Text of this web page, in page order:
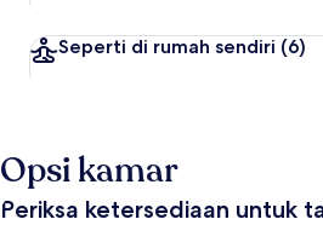
Seperti di rumah sendiri (6)
Opsi kamar
Periksa ketersediaan untuk